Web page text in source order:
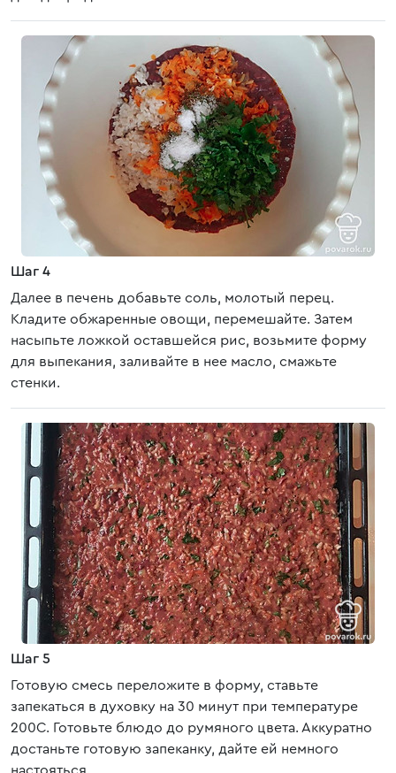
Шаг 4
Далее в печень добавьте соль, молотый перец.
Кладите обжаренные овощи, перемешайте. Затем
насыпьте ложкой оставшейся рис, возьмите форму
для выпекания, заливайте в нее масло, смажьте
стенки.
Шаг 5
Готовую смесь переложите в форму, ставьте
запекаться в духовку на 30 минут при температуре
200С. Готовьте блюдо до румяного цвета. Аккуратно
достаньте готовую запеканку, дайте ей немного